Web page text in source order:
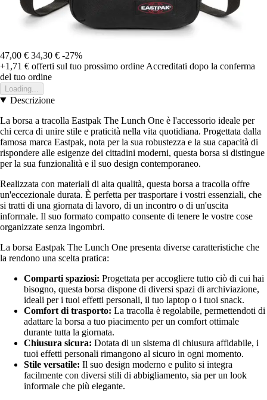
47,00 € 34,30 € -27%
+1,71 € offerti sul tuo prossimo ordine Accreditati dopo la conferma
del tuo ordine
Loading...
Descrizione
La borsa a tracolla Eastpak The Lunch One è l'accessorio ideale per
chi cerca di unire stile e praticità nella vita quotidiana. Progettata dalla
famosa marca Eastpak, nota per la sua robustezza e la sua capacità di
rispondere alle esigenze dei cittadini moderni, questa borsa si distingue
per la sua funzionalità e il suo design contemporaneo.
Realizzata con materiali di alta qualità, questa borsa a tracolla offre
un'eccezionale durata. È perfetta per trasportare i vostri essenziali, che
si tratti di una giornata di lavoro, di un incontro o di un'uscita
informale. Il suo formato compatto consente di tenere le vostre cose
organizzate senza ingombri.
La borsa Eastpak The Lunch One presenta diverse caratteristiche che
la rendono una scelta pratica:
Comparti spaziosi: Progettata per accogliere tutto ciò di cui hai
bisogno, questa borsa dispone di diversi spazi di archiviazione,
ideali per i tuoi effetti personali, il tuo laptop o i tuoi snack.
Comfort di trasporto: La tracolla è regolabile, permettendoti di
adattare la borsa a tuo piacimento per un comfort ottimale
durante tutta la giornata.
Chiusura sicura: Dotata di un sistema di chiusura affidabile, i
tuoi effetti personali rimangono al sicuro in ogni momento.
Stile versatile: Il suo design moderno e pulito si integra
facilmente con diversi stili di abbigliamento, sia per un look
informale che più elegante.